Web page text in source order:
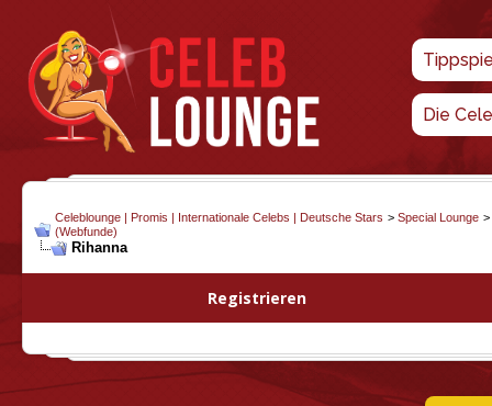
Die
Celeblounge | Promis | Internationale Celebs | Deutsche Stars > Special Lounge >
(Webfunde)
Rihanna
Registrieren